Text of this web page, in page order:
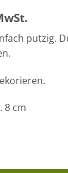
putzig.
8 cm